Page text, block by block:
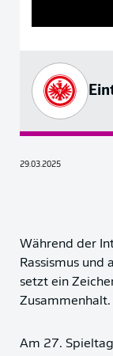
29.03.2025
Während der
Rassismus und
setzt ein
Zusammenhalt.
Am 27.